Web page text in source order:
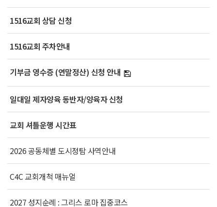
1516교회 상담 신청
1516교회 주차안내
기부금 영수증 (연말정산) 신청 안내
일대일 제자양육 동반자/양육자 신청
교회 셔틀운행 시간표
2026 공동체별 도시정탐 사역안내
C4C 교회개척 매뉴얼
2027 성지순례 : 그리스 로마 집중코스